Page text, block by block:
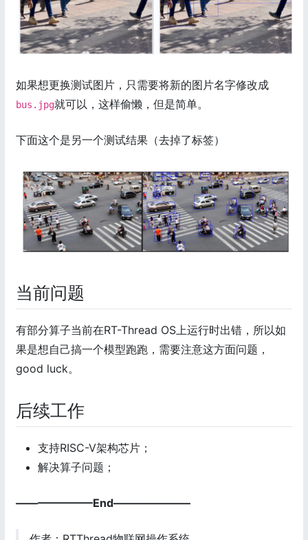
如果想更换测试图片，只需要将新的图片名字修改成
bus.jpg就可以，这样偷懒，但是简单。
下面这个是另一个测试结果（去掉了标签）
当前问题
有部分算子当前在RT-Thread OS上运行时出错，所以如
果是想自己搞一个模型跑跑，需要注意这方面问题，
good luck。
后续工作
支持RISC-V架构芯片；
解决算子问题；
———————End———————